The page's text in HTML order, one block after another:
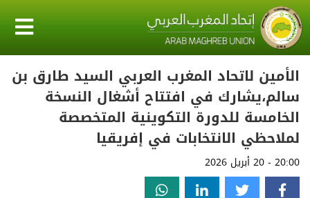
الأمين لاتحاد المغرب العربي السيد طارق بن
سالم،يشارك في افتتاح أشغال النسخة
الخامسة للدورة التكوينية المتخصصة
لملاحظي الانتخابات في إفريقيا
20:00 - 20 أبريل 2026